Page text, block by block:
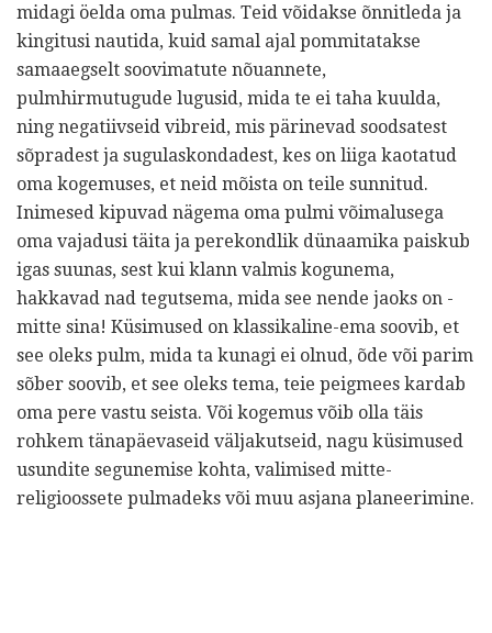
midagi öelda oma pulmas. Teid võidakse õnnitleda ja
kingitusi nautida, kuid samal ajal pommitatakse
samaaegselt soovimatute nõuannete,
pulmhirmutugude lugusid, mida te ei taha kuulda,
ning negatiivseid vibreid, mis pärinevad soodsatest
sõpradest ja sugulaskondadest, kes on liiga kaotatud
oma kogemuses, et neid mõista on teile sunnitud.
Inimesed kipuvad nägema oma pulmi võimalusega
oma vajadusi täita ja perekondlik dünaamika paiskub
igas suunas, sest kui klann valmis kogunema,
hakkavad nad tegutsema, mida see nende jaoks on -
mitte sina! Küsimused on klassikaline-ema soovib, et
see oleks pulm, mida ta kunagi ei olnud, õde või parim
sõber soovib, et see oleks tema, teie peigmees kardab
oma pere vastu seista. Või kogemus võib olla täis
rohkem tänapäevaseid väljakutseid, nagu küsimused
usundite segunemise kohta, valimised mitte-
religioossete pulmadeks või muu asjana planeerimine.